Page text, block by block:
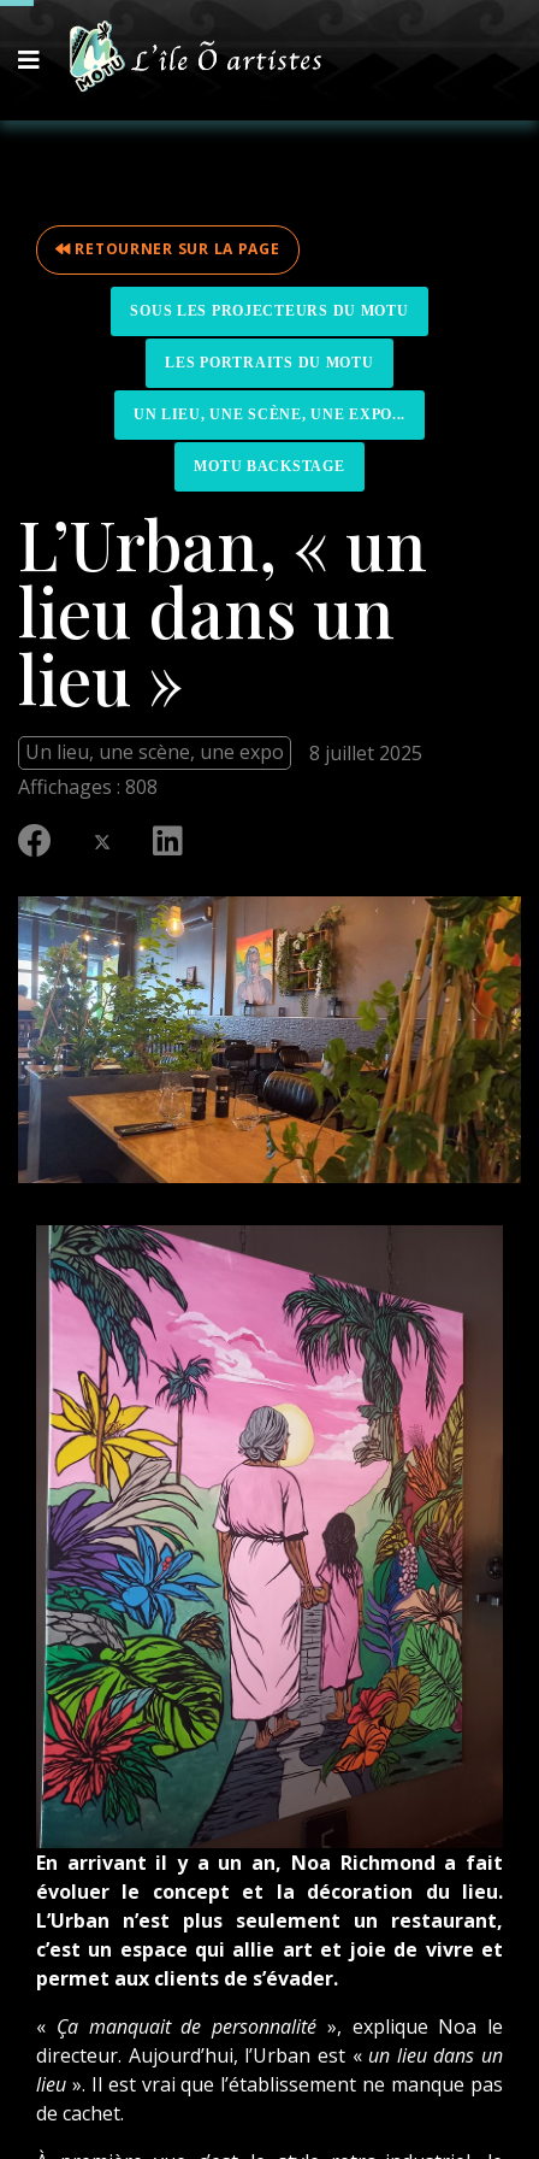
RETOURNER SUR LA PAGE
SOUS LES PROJECTEURS DU MOTU
LES PORTRAITS DU MOTU
UN LIEU, UNE SCÈNE, UNE EXPO...
MOTU BACKSTAGE
L’Urban, « un
lieu dans un
lieu »
Un lieu, une scène, une expo
8 juillet 2025
Affichages : 808
En arrivant il y a un an, Noa Richmond a fait
évoluer le concept et la décoration du lieu.
L’Urban n’est plus seulement un restaurant,
c’est un espace qui allie art et joie de vivre et
permet aux clients de s’évader.
« Ça manquait de personnalité », explique Noa le
directeur. Aujourd’hui, l’Urban est « un lieu dans un
lieu ». Il est vrai que l’établissement ne manque pas
de cachet.